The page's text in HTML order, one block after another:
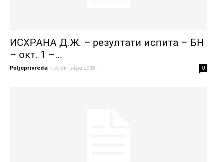
ИСХРАНА Д.Ж. – резултати испита – БН
– окт. 1 –...
Poljoprivreda - 9. октобра 2018. 0